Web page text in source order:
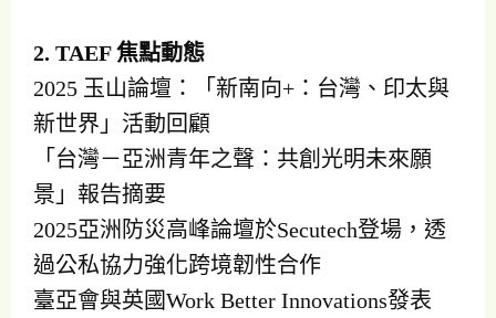
2. TAEF 焦點動態
2025 玉山論壇：「新南向+：台灣、印太與
新世界」活動回顧
「台灣－亞洲青年之聲：共創光明未來願
景」報告摘要
2025亞洲防災高峰論壇於Secutech登場，透
過公私協力強化跨境韌性合作
臺亞會與英國Work Better Innovations發表